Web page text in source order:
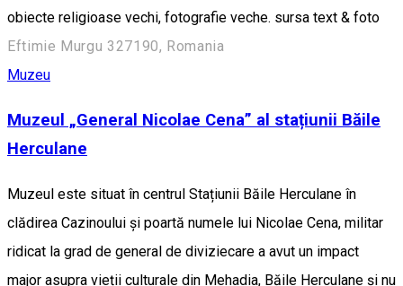
obiecte religioase vechi, fotografie veche. sursa text & foto
Eftimie Murgu 327190, Romania
Muzeu
Muzeul „General Nicolae Cena” al stațiunii Băile
Herculane
Muzeul este situat în centrul Stațiunii Băile Herculane în
clădirea Cazinoului și poartă numele lui Nicolae Cena, militar
ridicat la grad de general de diviziecare a avut un impact
major asupra vieții culturale din Mehadia, Băile Herculane și nu